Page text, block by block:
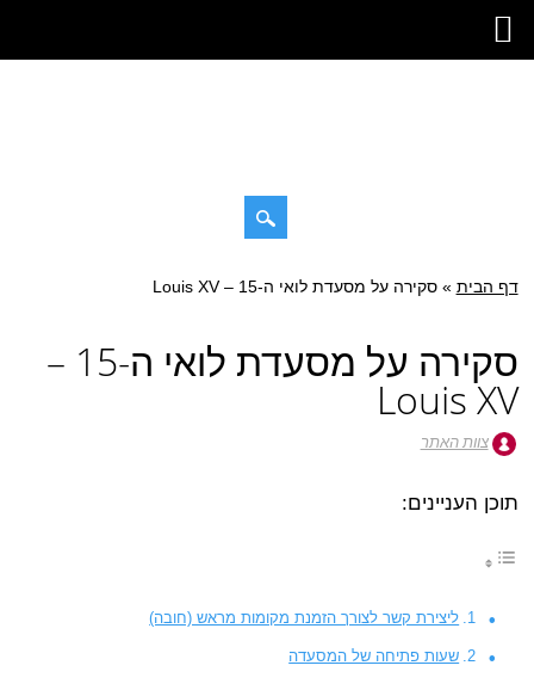
תפריט ראשי
דילוג
דף הבית »סקירה על מסעדת לואי ה-15 – Louis XV
סקירה על מסעדת לואי ה-15 –
Louis XV
צוות האתר
תוכן העניינים:
ליצירת קשר לצורך הזמנת מקומות מראש (חובה)
שעות פתיחה של המסעדה